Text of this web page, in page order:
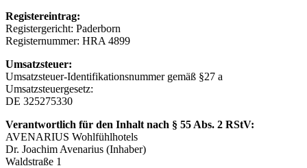
Registereintrag:
Registergericht: Paderborn
Registernummer: HRA 4899
Umsatzsteuer:
Umsatzsteuer-Identifikationsnummer gemäß §27 a
Umsatzsteuergesetz:
DE 325275330
Verantwortlich für den Inhalt nach § 55 Abs. 2 RStV:
AVENARIUS Wohlfühlhotels
Dr. Joachim Avenarius (Inhaber)
Waldstraße 1